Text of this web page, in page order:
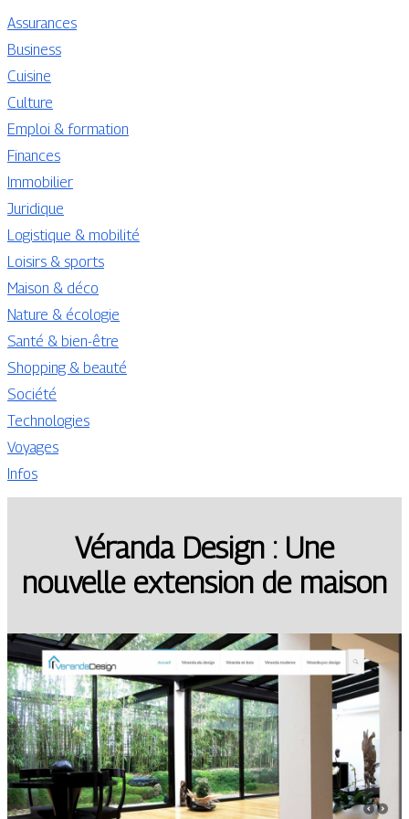
Assurances
Business
Cuisine
Culture
Emploi & formation
Finances
Immobilier
Juridique
Logistique & mobilité
Loisirs & sports
Maison & déco
Nature & écologie
Santé & bien-être
Shopping & beauté
Société
Technologies
Voyages
Infos
Véranda Design : Une
nouvelle extension de maison